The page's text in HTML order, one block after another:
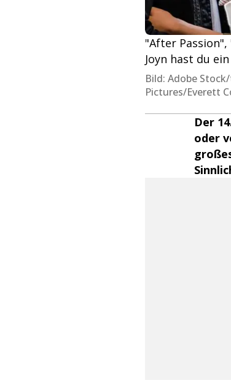
"After
Joyn hast du
Bild: Adobe
Pictures/Everett
Der
oder